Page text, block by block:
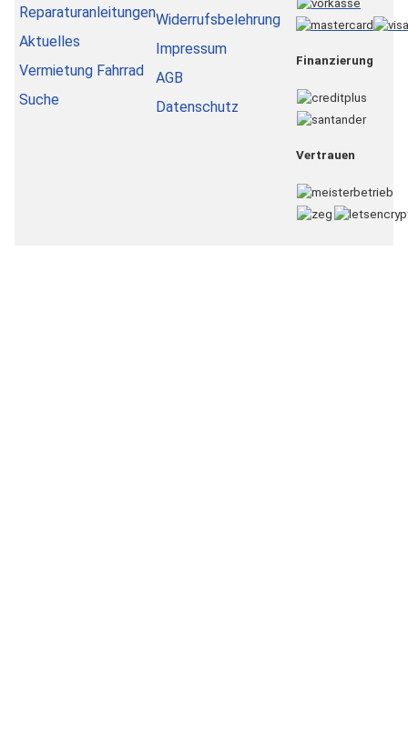
Reparaturanleitungen
Aktuelles
Vermietung Fahrrad
Suche
Widerrufsbelehrung
Impressum
AGB
Datenschutz
Finanzierung
Vertrauen